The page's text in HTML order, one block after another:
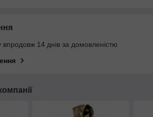
14 днів за домовленістю